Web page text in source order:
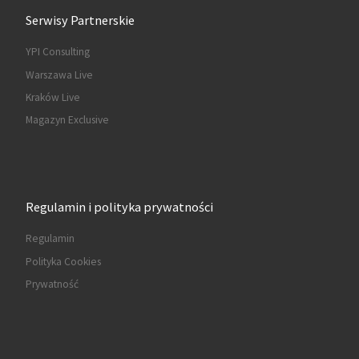
Serwisy Partnerskie
YPI Consulting
Warszawa Live
Kraków Live
Magazyn Exclusive
Regulamin i polityka prywatności
Regulamin
Polityka Cookies
Prywatność